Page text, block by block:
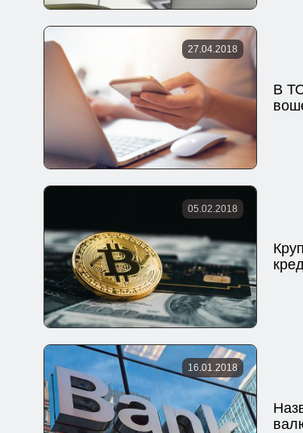
27.04.2018
В
05.02.2018
16.01.2018